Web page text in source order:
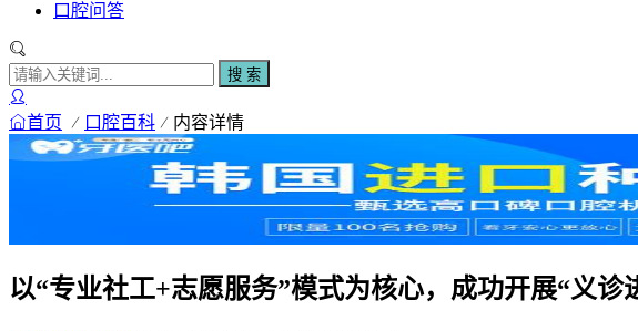
口腔问答
搜 索
首页 口腔百科 内容详情
以“专业社工+志愿服务”模式为核心，成功开展“义